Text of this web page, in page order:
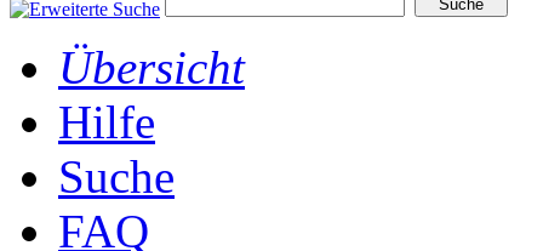
Übersicht
Hilfe
Suche
FAQ